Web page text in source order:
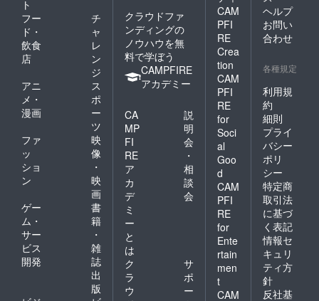
ト
フー
ド・
飲食
店
チ
ャ
レ
ン
ジ
アニ
メ・
漫画
ス
ポ
ー
ツ
ファ
ッ
ショ
ン
映
像
・
映
画
ゲー
ム・
サー
ビス
開発
書
籍
・
雑
誌
出
版
クラウドファ
ンディングの
ノウハウを無
料で学ぼう
CAMPFIRE
アカデミー
CA
MP
FI
RE
ア
カ
デ
ミ
ー
と
は
説
明
会
・
相
談
会
ク
ラ
ウ
サ
ポ
ー
CAM
PFI
RE
Crea
tion
CAM
PFI
RE
for
Soci
al
Goo
d
CAM
PFI
RE
for
Ente
rtain
men
t
CAM
ヘルプ
お問い
合わせ
各種規定
利用規
約
細則
プライ
バシー
ポリ
シー
特定商
取引法
に基づ
く表記
情報セ
キュリ
ティ方
針
反社基